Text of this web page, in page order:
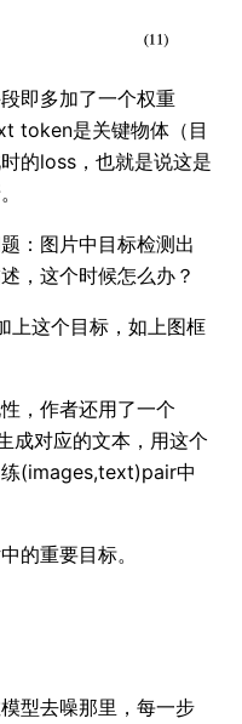
即多加了一个权重
token是关键物体（目
的loss，也就是说这是
：图片中目标检测出
，这个时候怎么办？
上这个目标，如上图框
，作者还用了一个
成对应的文本，用这个
(images,text)pair中
的重要目标。
型去噪那里，每一步